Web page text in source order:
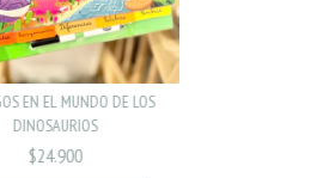
EN EL MUNDO DE LOS
DINOSAURIOS
$24.900